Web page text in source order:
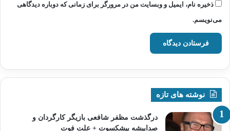
ذخیره نام، ایمیل و وبسایت من در مرورگر برای زمانی که دوباره دیدگاهی
می‌نویسم.
نوشته های تازه
درگذشت مظفر شافعی بازیگر کارگردان و
صداپیشه پیشکسوت + علت فوت